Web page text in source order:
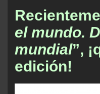
el mundo.
mundial”,
edición!